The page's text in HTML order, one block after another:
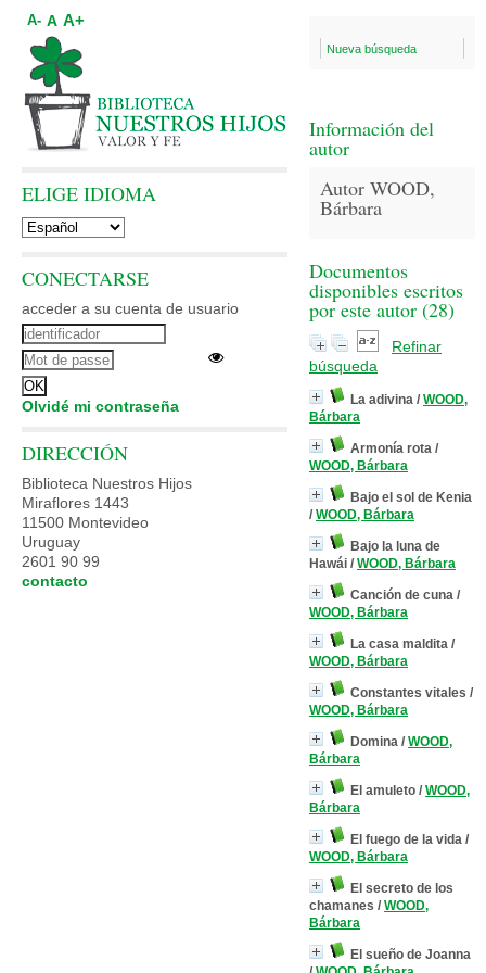
Nueva búsqueda
Información del
autor
Autor WOOD,
Bárbara
Documentos
disponibles escritos
por este autor (28)
Refinar
búsqueda
La adivina / WOOD,
Bárbara
Armonía rota /
WOOD, Bárbara
Bajo el sol de Kenia
/ WOOD, Bárbara
Bajo la luna de
Hawái / WOOD, Bárbara
Canción de cuna /
WOOD, Bárbara
La casa maldita /
WOOD, Bárbara
Constantes vitales /
WOOD, Bárbara
Domina / WOOD,
Bárbara
El amuleto / WOOD,
Bárbara
El fuego de la vida /
WOOD, Bárbara
El secreto de los
chamanes / WOOD,
Bárbara
El sueño de Joanna
A- A A+
ELIGE IDIOMA
CONECTARSE
acceder a su cuenta de usuario
Olvidé mi contraseña
DIRECCIÓN
Biblioteca Nuestros Hijos
Miraflores 1443
11500 Montevideo
Uruguay
2601 90 99
contacto